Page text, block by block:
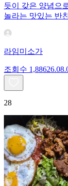
듯이 갖은 양념으
놀라는 맛있는 반
라임미소가
조회수 1,886
28